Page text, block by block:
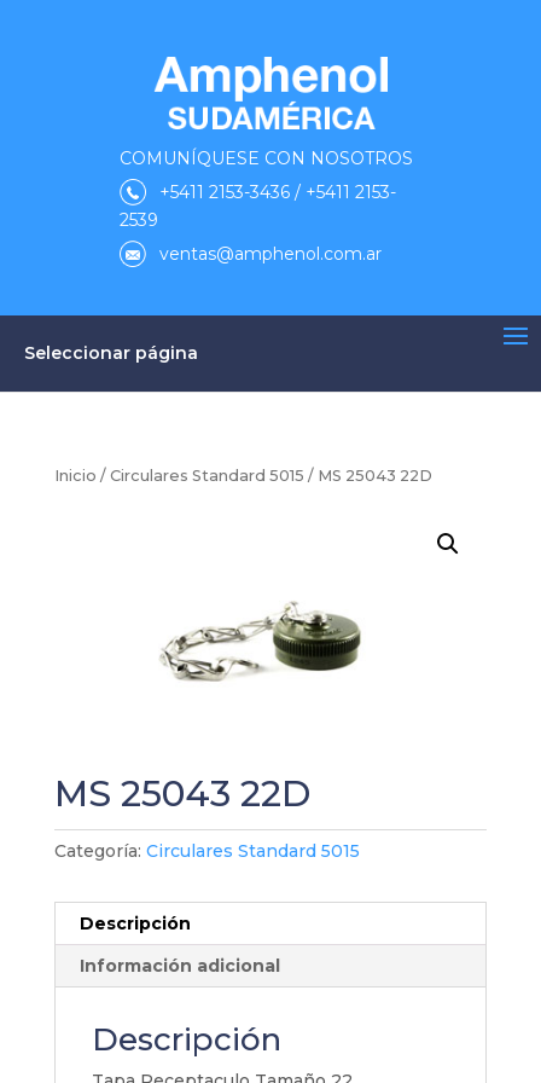
COMUNÍQUESE CON NOSOTROS
+5411 2153-3436 / +5411 2153-
2539
ventas@amphenol.com.ar
Seleccionar página
Inicio / Circulares Standard 5015 / MS 25043 22D
MS 25043 22D
Categoría: Circulares Standard 5015
Descripción
Información adicional
Descripción